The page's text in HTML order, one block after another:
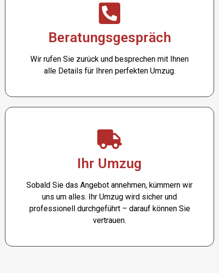
Beratungsgespräch
Wir rufen Sie zurück und besprechen mit Ihnen
alle Details für Ihren perfekten Umzug.
Ihr Umzug
Sobald Sie das Angebot annehmen, kümmern wir
uns um alles. Ihr Umzug wird sicher und
professionell durchgeführt – darauf können Sie
vertrauen.